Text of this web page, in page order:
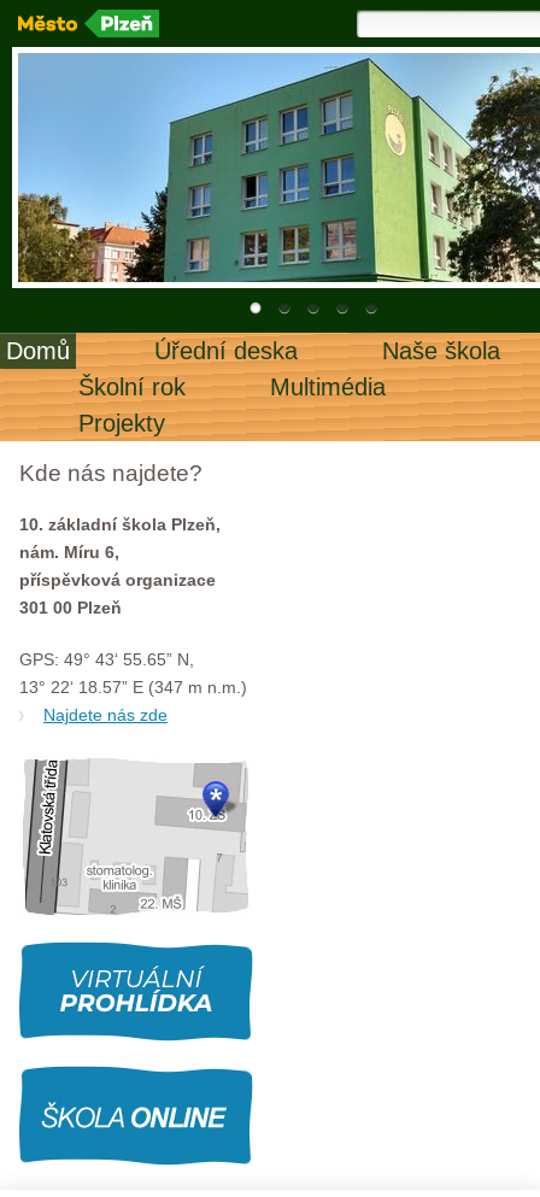
Domů Úřední deska
Naše škola
Školní rok
Multimédia
Projekty
Kde nás najdete?
10. základní škola Plzeň,
nám. Míru 6,
příspěvková organizace
301 00 Plzeň
GPS: 49° 43‘ 55.65” N,
13° 22‘ 18.57” E (347 m n.m.)
Najdete nás zde